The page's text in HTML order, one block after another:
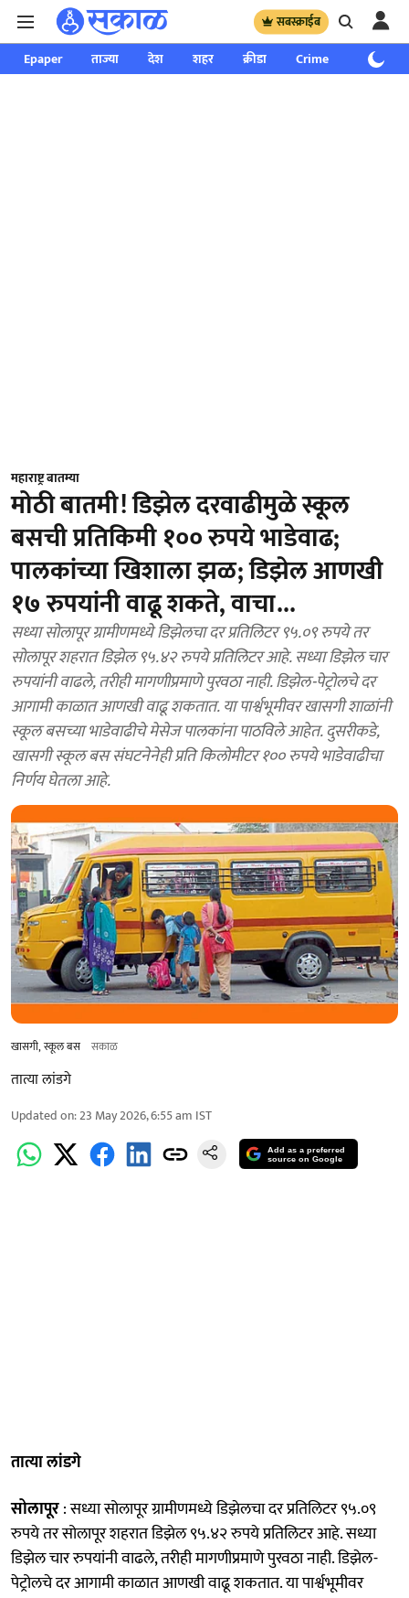
सबस्क्राईब
Epaper ताज्या देश शहर क्रीडा Crime साप्ताहिक
महाराष्ट्र बातम्या
मोठी बातमी! डिझेल दरवाढीमुळे स्कूल
बसची प्रतिकिमी १०० रुपये भाडेवाढ;
पालकांच्या खिशाला झळ; डिझेल आणखी
१७ रुपयांनी वाढू शकते, वाचा...
सध्या सोलापूर ग्रामीणमध्ये डिझेलचा दर प्रतिलिटर ९५.०९ रुपये तर
सोलापूर शहरात डिझेल ९५.४२ रुपये प्रतिलिटर आहे. सध्या डिझेल चार
रुपयांनी वाढले, तरीही मागणीप्रमाणे पुरवठा नाही. डिझेल-पेट्रोलचे दर
आगामी काळात आणखी वाढू शकतात. या पार्श्वभूमीवर खासगी शाळांनी
स्कूल बसच्या भाडेवाढीचे मेसेज पालकांना पाठविले आहेत. दुसरीकडे,
खासगी स्कूल बस संघटनेनेही प्रति किलोमीटर १०० रुपये भाडेवाढीचा
निर्णय घेतला आहे.
खासगी, स्कूल बस सकाळ
तात्या लांडगे
Updated on:23 May 2026, 6:55 am IST
Add as a preferred
source on Google
तात्या लांडगे
सोलापूर: सध्या सोलापूर ग्रामीणमध्ये डिझेलचा दर प्रतिलिटर ९५.०९
रुपये तर सोलापूर शहरात डिझेल ९५.४२ रुपये प्रतिलिटर आहे. सध्या
डिझेल चार रुपयांनी वाढले, तरीही मागणीप्रमाणे पुरवठा नाही. डिझेल-
पेट्रोलचे दर आगामी काळात आणखी वाढू शकतात. या पार्श्वभूमीवर